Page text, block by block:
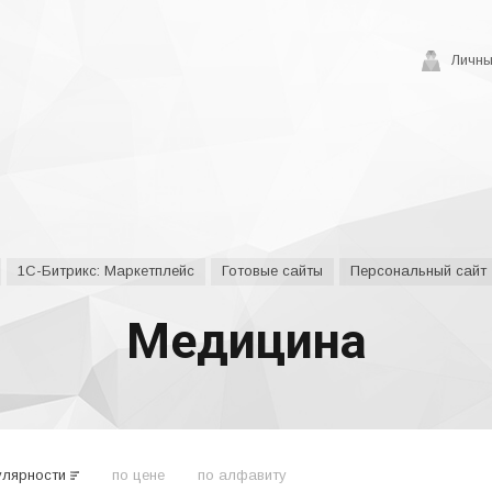
1С-Битрикс: Маркетплейс Готовые сайты Персональный сайт
Медицина
по цене по алфавиту